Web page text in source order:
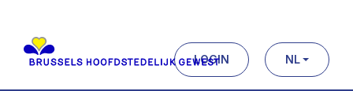
contenu
principal
LOGIN NL